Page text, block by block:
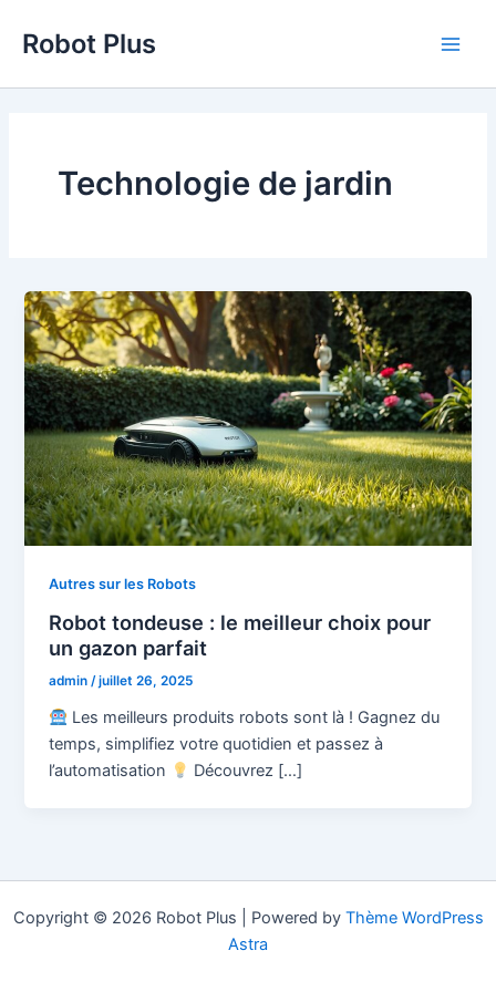
Robot Plus
Technologie de jardin
Autres sur les Robots
Robot tondeuse : le meilleur choix pour
un gazon parfait
admin/juillet 26, 2025
Les meilleurs produits robots sont là ! Gagnez du
temps, simplifiez votre quotidien et passez à
l’automatisation
Découvrez […]
Copyright © 2026 Robot Plus | Powered by Thème WordPress
Astra